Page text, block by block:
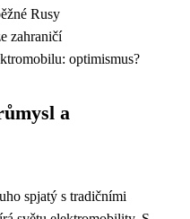
Rusy
zahraničí
optimismus?
a
spjatý s tradičními